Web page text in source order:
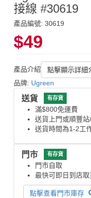
接線 #30619
產品編號: 30619
$49
產品介紹
點擊顯示詳細
品牌: Ugreen
送貨 有存貨
滿$800免運費
送貨上門或順豐
送貨時間為1-2工
門市 有存貨
門市自取
最快可即日到店取
點擊查看門市庫存